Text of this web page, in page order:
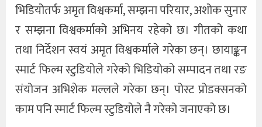
भिडियोतर्फ अमृत विश्वकर्मा, सम्झना परियार, अशोक सुनार
र सम्झना विश्वकर्माको अभिनय रहेको छ। गीतको कथा
तथा निर्देशन स्वयं अमृत विश्वकर्माले गरेका छन्। छायाङ्कन
स्मार्ट फिल्म स्टुडियोले गरेको भिडियोको सम्पादन तथा रङ
संयोजन अभिशेक मल्लले गरेका छन्। पोस्ट प्रोडक्सनको
काम पनि स्मार्ट फिल्म स्टुडियोले नै गरेको जनाएको छ।